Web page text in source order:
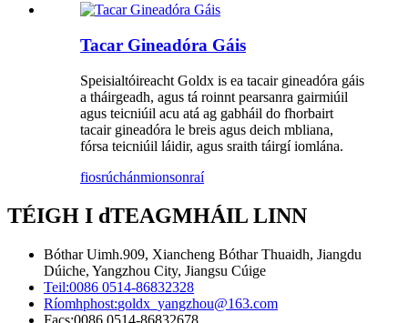
Tacar Gineadóra Gáis
Speisialtóireacht Goldx is ea tacair gineadóra gáis
a tháirgeadh, agus tá roinnt pearsanra gairmiúil
agus teicniúil acu atá ag gabháil do fhorbairt
tacair gineadóra le breis agus deich mbliana,
fórsa teicniúil láidir, agus sraith táirgí iomlána.
fiosrúchánmionsonraí
TÉIGH I dTEAGMHÁIL LINN
Bóthar Uimh.909, Xiancheng Bóthar Thuaidh, Jiangdu
Dúiche, Yangzhou City, Jiangsu Cúige
Teil:0086 0514-86832328
Ríomhphost:goldx_yangzhou@163.com
Facs:0086 0514-86832678